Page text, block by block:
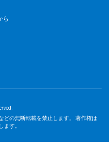
ら
どの無断転載を禁止します。 著作権は
す。